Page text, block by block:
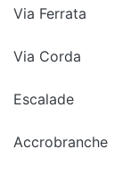
Via Ferrata
Via Corda
Escalade
Accrobranche